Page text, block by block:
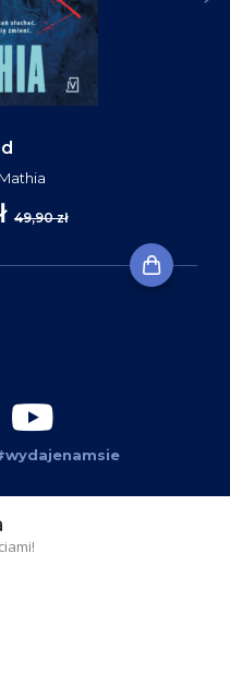
49,90 zł